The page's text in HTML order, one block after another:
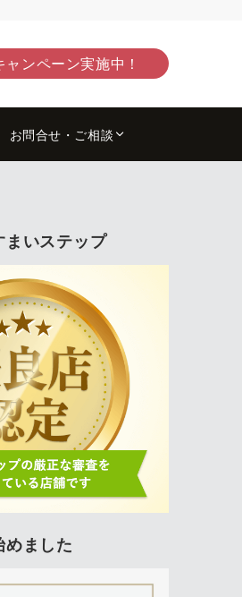
ンペーン実施中！
お問合せ・ご相談
まいステップ
めました